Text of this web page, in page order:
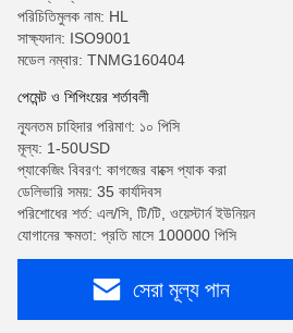
পরিচিতিমুলক নাম: HL
সাক্ষ্যদান: ISO9001
মডেল নম্বার: TNMG160404
পেমেন্ট ও শিপিংয়ের শর্তাবলী
ন্যূনতম চাহিদার পরিমাণ: ১০ পিসি
মূল্য: 1-50USD
প্যাকেজিং বিবরণ: কাগজের বাক্সে প্যাক করা
ডেলিভারি সময়: 35 কার্যদিবস
পরিশোধের শর্ত: এল/সি, টি/টি, ওয়েস্টার্ন ইউনিয়ন
যোগানের ক্ষমতা: প্রতি মাসে 100000 পিসি
সেরা মূল্য পান